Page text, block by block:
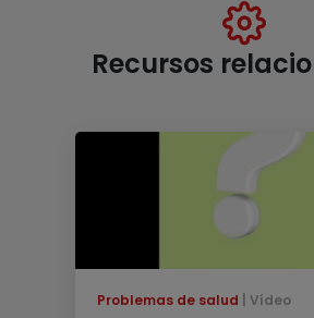
Recursos
Problemas de salud Vídeo